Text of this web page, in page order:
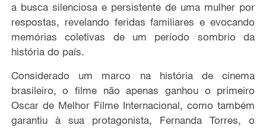
a busca silenciosa e persistente de uma mulher por
respostas, revelando feridas familiares e evocando
memórias coletivas de um período sombrio da
história do país.
Considerado um marco na história de cinema
brasileiro, o filme não apenas ganhou o primeiro
Oscar de Melhor Filme Internacional, como também
garantiu à sua protagonista, Fernanda Torres, o